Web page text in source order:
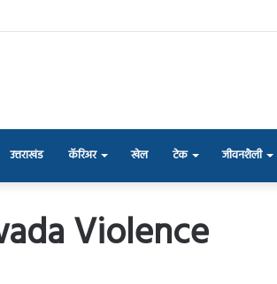
उत्तराखंड कॅरिअर खेल टेक जीवनशैली
Violence